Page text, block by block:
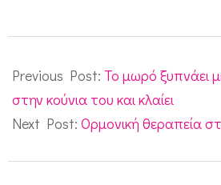
11-
11
Previous Post: Το μωρό ξυπνάει
στην κούνια του και κλαίει
Next Post: Ορμονική θεραπεία